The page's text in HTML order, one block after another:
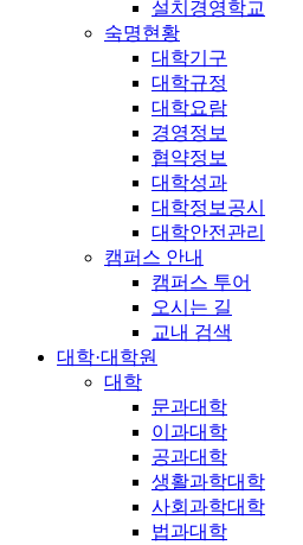
설치경영학교
숙명현황
대학기구
대학규정
대학요람
경영정보
협약정보
대학성과
대학정보공시
대학안전관리
캠퍼스 안내
캠퍼스 투어
오시는 길
교내 검색
대학·대학원
대학
문과대학
이과대학
공과대학
생활과학대학
사회과학대학
법과대학